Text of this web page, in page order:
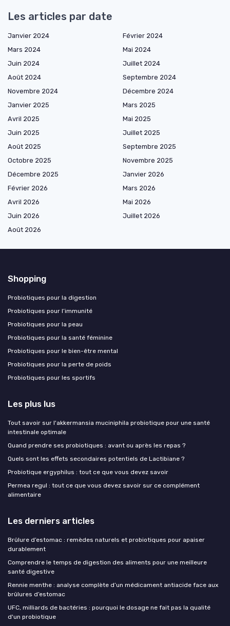
Les articles par date
Janvier 2024
Février 2024
Mars 2024
Mai 2024
Juin 2024
Juillet 2024
Août 2024
Septembre 2024
Novembre 2024
Décembre 2024
Janvier 2025
Mars 2025
Avril 2025
Mai 2025
Juin 2025
Juillet 2025
Août 2025
Septembre 2025
Octobre 2025
Novembre 2025
Décembre 2025
Janvier 2026
Février 2026
Mars 2026
Avril 2026
Mai 2026
Juin 2026
Juillet 2026
Août 2026
Shopping
Probiotiques pour la digestion
Probiotiques pour l’immunité
Probiotiques pour la peau
Probiotiques pour la santé féminine
Probiotiques pour le bien-être mental
Probiotiques pour la perte de poids
Probiotiques pour les sportifs
Les plus lus
Tout savoir sur l'akkermansia muciniphila probiotique pour une santé
intestinale optimale
Quand prendre ses probiotiques : avant ou après les repas ?
Quels sont les effets secondaires potentiels de Lactibiane ?
Probiotique ergyphilus : tout ce que vous devez savoir
Permea regul : tout ce que vous devez savoir sur ce complément
alimentaire
Les derniers articles
Brûlure d’estomac : remèdes naturels et probiotiques pour apaiser
durablement
Comprendre le temps de digestion des aliments pour une meilleure
santé digestive
Rennie menthe : analyse complète d’un médicament antiacide face aux
brûlures d’estomac
UFC, milliards de bactéries : pourquoi le dosage ne fait pas la qualité
d'un probiotique